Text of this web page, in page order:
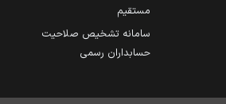
مستقیم
سامانه تشخیص صلاحیت
حسابداران رسمی